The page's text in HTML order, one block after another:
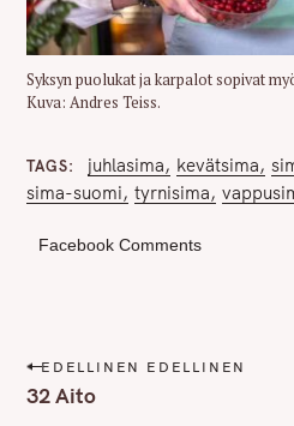
Syksyn puolukat ja karpalot sopivat
Kuva: Andres Teiss.
TAGS juhlasima kevätsima
sima-suomi tyrnisima
Facebook Comments
P
o
EDELLINEN EDELLINEN
32 Aito